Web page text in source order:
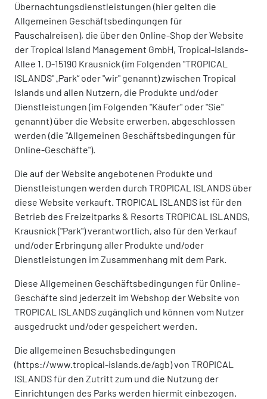
Übernachtungsdienstleistungen (hier gelten die
Allgemeinen Geschäftsbedingungen für
Pauschalreisen), die über den Online-Shop der Website
der Tropical Island Management GmbH, Tropical-Islands-
Allee 1. D-15190 Krausnick (im Folgenden "TROPICAL
ISLANDS" „Park“ oder "wir" genannt) zwischen Tropical
Islands und allen Nutzern, die Produkte und/oder
Dienstleistungen (im Folgenden "Käufer" oder "Sie"
genannt) über die Website erwerben, abgeschlossen
werden (die "Allgemeinen Geschäftsbedingungen für
Online-Geschäfte").
Die auf der Website angebotenen Produkte und
Dienstleistungen werden durch TROPICAL ISLANDS über
diese Website verkauft. TROPICAL ISLANDS ist für den
Betrieb des Freizeitparks & Resorts TROPICAL ISLANDS,
Krausnick ("Park") verantwortlich, also für den Verkauf
und/oder Erbringung aller Produkte und/oder
Dienstleistungen im Zusammenhang mit dem Park.
Diese Allgemeinen Geschäftsbedingungen für Online-
Geschäfte sind jederzeit im Webshop der Website von
TROPICAL ISLANDS zugänglich und können vom Nutzer
ausgedruckt und/oder gespeichert werden.
Die allgemeinen Besuchsbedingungen
(https://www.tropical-islands.de/agb) von TROPICAL
ISLANDS für den Zutritt zum und die Nutzung der
Einrichtungen des Parks werden hiermit einbezogen.